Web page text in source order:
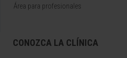
Área para profesionales
CONOZCA LA CLÍNICA